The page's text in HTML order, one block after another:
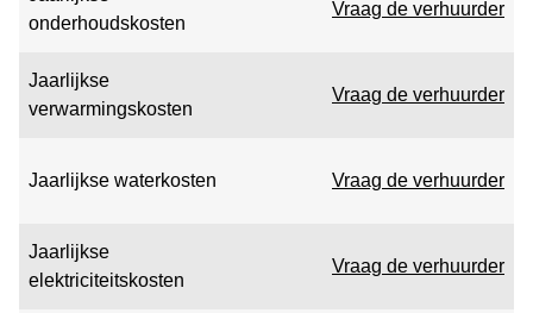
onderhoudskosten
Vraag de verhuurder
Jaarlijkse
verwarmingskosten
Vraag de verhuurder
Jaarlijkse waterkosten Vraag de verhuurder
Jaarlijkse
elektriciteitskosten
Vraag de verhuurder